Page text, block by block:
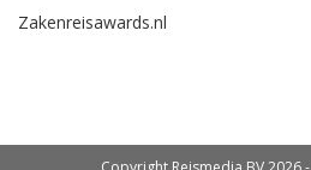
Zakenreisawards.nl